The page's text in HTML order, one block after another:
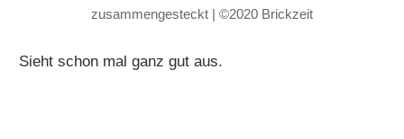
zusammengesteckt | ©2020 Brickzeit
Sieht schon mal ganz gut aus.